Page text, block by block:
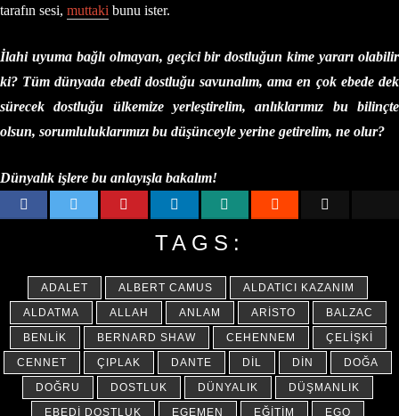
tarafın sesi, muttaki bunu ister.
İlahi uyuma bağlı olmayan, geçici bir dostluğun kime yararı olabilir
ki? Tüm dünyada ebedi dostluğu savunalım, ama en çok ebede dek
sürecek dostluğu ülkemize yerleştirelim, anlıklarımız bu bilinçte
olsun, sorumluluklarımızı bu düşünceyle yerine getirelim, ne olur?
Dünyalık işlere bu anlayışla bakalım!
TAGS:
ADALET ALBERT CAMUS
ALDATICI KAZANIM
ALDATMA
ALLAH ANLAM ARISTO
BALZAC
BENLIK
BERNARD SHAW CEHENNEM
ÇELIŞKI
CENNET
ÇIPLAK DANTE DIL DIN
DOĞA
DOĞRU
DOSTLUK DÜNYALIK
DÜŞMANLIK
EBEDI DOSTLUK
EGEMEN EĞITIM EGO